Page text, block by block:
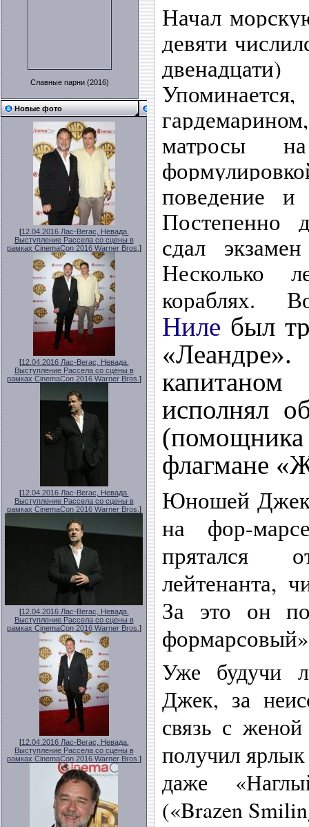
Славные парни (2016)
Новые фото
[12.04.2016 Лас-Вегас, Невада.
Выступление Рассела со сцены в
рамках CinemaCon 2016 Warner Bros. ]
[12.04.2016 Лас-Вегас, Невада.
Выступление Рассела со сцены в
рамках CinemaCon 2016 Warner Bros. ]
[12.04.2016 Лас-Вегас, Невада.
Выступление Рассела со сцены в
рамках CinemaCon 2016 Warner Bros. ]
[12.04.2016 Лас-Вегас, Невада.
Выступление Рассела со сцены в
рамках CinemaCon 2016 Warner Bros. ]
[12.04.2016 Лас-Вегас, Невада.
Выступление Рассела со сцены в
рамках CinemaCon 2016 Warner Bros. ]
Начал
девяти
матросы
поведение и
Постепенно
сдал
Несколько
кораблях.
Ниле был
исполнял
флагмане
Юношей Джек
на фор-
прятался
лейтенанта,
За это он
формарсовый»
Уже будучи
Джек, за
связь с
получил
даже
(«Brazen